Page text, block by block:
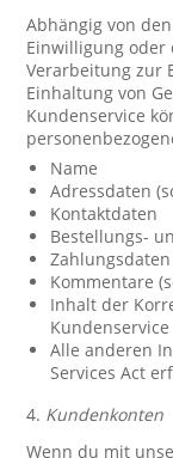
Abhängig von
Einwilligung oder
Verarbeitung zur
Einhaltung von
Kundenservice
Name
Adressdaten
Kontaktdaten
Bestellungs-
Kommentare
Inhalt der
Kundenservice
Alle anderen
Services Act
4. Kundenkonten
Wenn du mit